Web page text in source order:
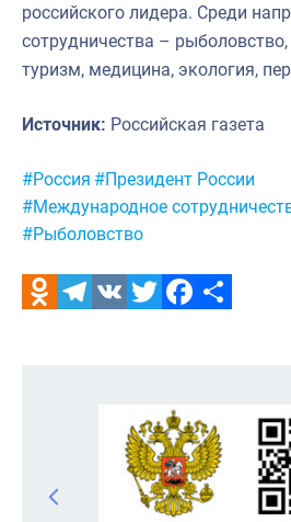
российского лидера. Среди
сотрудничества –
туризм, медицина, экология,
Источник: Российская газета
Метки:
#Россия #Президент России
#Международное
#Рыболовство